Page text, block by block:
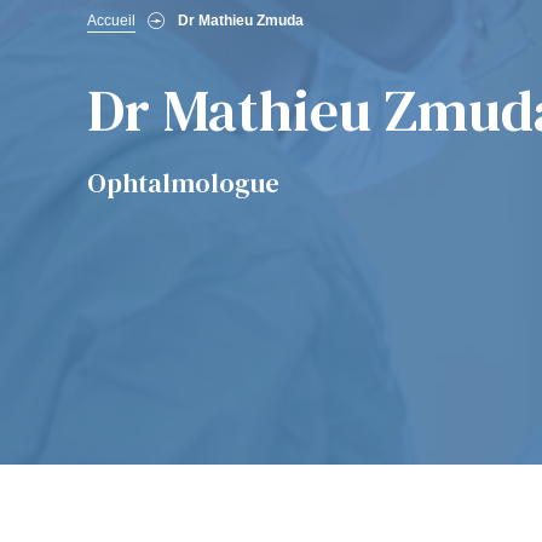
Fil
d'Ariane
Accueil Dr Mathieu Zmuda
Dr Mathieu
Ophtalmologue